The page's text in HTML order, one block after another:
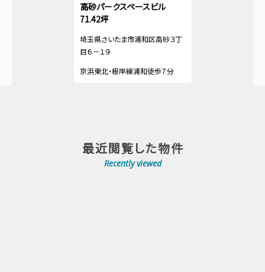
高砂パークスペースビル
71.42坪
埼玉県さいたま市浦和区高砂３丁
目６－１９
京浜東北・根岸線浦和徒歩７分
最近閲覧した物件
Recently viewed